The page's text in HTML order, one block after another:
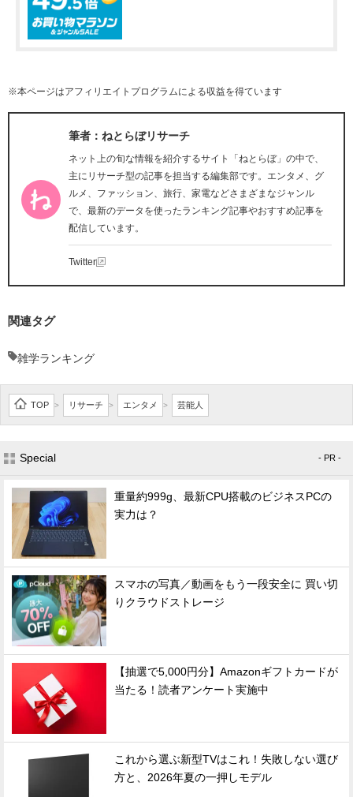
※本ページはアフィリエイトプログラムによる収益を得ています
筆者：ねとらぼリサーチ
ネット上の旬な情報を紹介するサイト「ねとらぼ」の中で、
主にリサーチ型の記事を担当する編集部です。エンタメ、グ
ルメ、ファッション、旅行、家電などさまざまなジャンル
で、最新のデータを使ったランキング記事やおすすめ記事を
配信しています。
Twitter
関連タグ
雑学ランキング
TOP > リサーチ > エンタメ > 芸能人
Special - PR -
重量約999g、最新CPU搭載のビジネスPCの
実力は？
スマホの写真／動画をもう一段安全に 買い切
りクラウドストレージ
【抽選で5,000円分】Amazonギフトカードが
当たる！読者アンケート実施中
これから選ぶ新型TVはこれ！失敗しない選び
方と、2026年夏の一押しモデル